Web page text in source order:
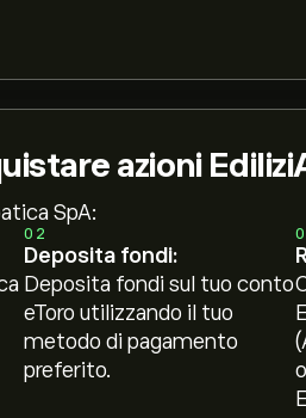
azioni
SpA:
02
Deposita fondi:
Deposita fondi sul tuo conto
eToro utilizzando il tuo
metodo di pagamento
preferito.